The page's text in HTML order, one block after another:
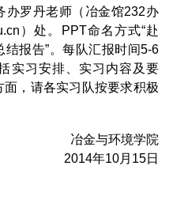
办罗丹老师（冶金馆232办
）处。 PPT命名方式“赴
结报告”。每队汇报时间5-6
实习安排、实习内容及要
，请各实习队按要求积极
冶金与环境学院
年10月 15日